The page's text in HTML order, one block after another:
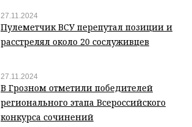
27.11.2024
Пулеметчик ВСУ перепутал позиции и
расстрелял около 20 сослуживцев
27.11.2024
В Грозном отметили победителей
регионального этапа Всероссийского
конкурса сочинений